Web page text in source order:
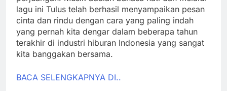
lagu ini Tulus telah berhasil menyampaikan pesan
cinta dan rindu dengan cara yang paling indah
yang pernah kita dengar dalam beberapa tahun
terakhir di industri hiburan Indonesia yang sangat
kita banggakan bersama.
BACA SELENGKAPNYA DI..